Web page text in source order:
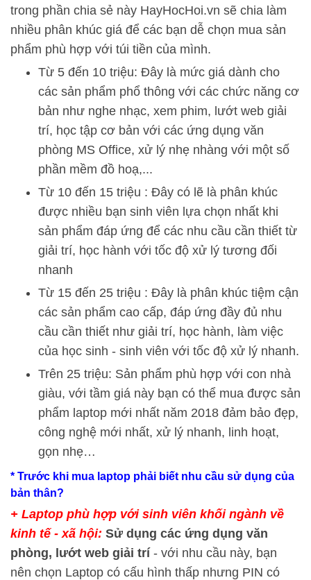
trong phần chia sẻ này HayHocHoi.vn sẽ chia làm
nhiều phân khúc giá để các bạn dễ chọn mua sản
phẩm phù hợp với túi tiền của mình.
Từ 5 đến 10 triệu: Đây là mức giá dành cho
các sản phẩm phổ thông với các chức năng cơ
bản như nghe nhạc, xem phim, lướt web giải
trí, học tập cơ bản với các ứng dụng văn
phòng MS Office, xử lý nhẹ nhàng với một số
phần mềm đồ hoạ,...
Từ 10 đến 15 triệu : Đây có lẽ là phân khúc
được nhiều bạn sinh viên lựa chọn nhất khi
sản phẩm đáp ứng để các nhu cầu cần thiết từ
giải trí, học hành với tốc độ xử lý tương đối
nhanh
Từ 15 đến 25 triệu : Đây là phân khúc tiệm cận
các sản phẩm cao cấp, đáp ứng đầy đủ nhu
cầu cần thiết như giải trí, học hành, làm việc
của học sinh - sinh viên với tốc độ xử lý nhanh.
Trên 25 triệu: Sản phẩm phù hợp với con nhà
giàu, với tầm giá này bạn có thể mua được sản
phẩm laptop mới nhất năm 2018 đảm bảo đẹp,
công nghệ mới nhất, xử lý nhanh, linh hoạt,
gọn nhẹ…
* Trước khi mua laptop phải biết nhu cầu sử dụng của
bản thân?
+ Laptop phù hợp với sinh viên khối ngành về
kinh tế - xã hội: Sử dụng các ứng dụng văn
phòng, lướt web giải trí- với nhu cầu này, bạn
nên chọn Laptop có cấu hình thấp nhưng PIN có